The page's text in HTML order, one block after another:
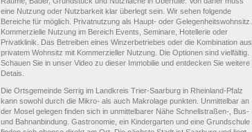
eine Nutzung oder Nutzbarkeit klar überlegt sein. Wir sehen folgende
Bereiche für möglich. Privatnutzung als Haupt- oder Gelegenheitswohnsitz.
Kommerzielle Nutzung im Bereich Events, Seminare, Hotellerie oder
Privatklinik. Das Betreiben eines Winzerbetriebes oder die Kombination aus
privatem Wohnsitz mit Kommerzieller Nutzung. Die Optionen sind vielfältig.
Schauen Sie in unser Video zu dieser Immobilie und entdecken Sie weitere
Detais.
Die Ortsgemeinde Serrig im Landkreis Trier-Saarburg in Rheinland-Pfalz
kann sowohl durch die Mikro- als auch Makrolage punkten. Unmittelbar an
der Mosel gelegen finden sich in unmittelbarer Nähe Schnellstraßen-, Bus-
und Bahnanbindung. Gastronomie, ein Kindergarten und eine Grundschule